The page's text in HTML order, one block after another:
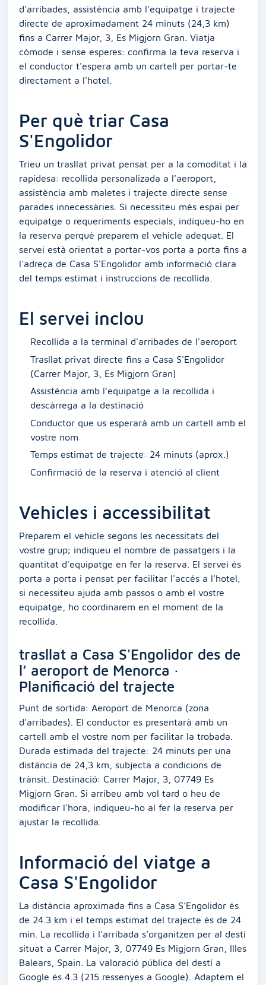
d'arribades, assistència amb l'equipatge i trajecte
directe de aproximadament 24 minuts (24,3 km)
fins a Carrer Major, 3, Es Migjorn Gran. Viatja
còmode i sense esperes: confirma la teva reserva i
el conductor t'espera amb un cartell per portar-te
directament a l'hotel.
Per què triar Casa
S'Engolidor
Trieu un trasllat privat pensat per a la comoditat i la
rapidesa: recollida personalizada a l'aeroport,
assistència amb maletes i trajecte directe sense
parades innecessàries. Si necessiteu més espai per
equipatge o requeriments especials, indiqueu-ho en
la reserva perquè preparem el vehicle adequat. El
servei està orientat a portar-vos porta a porta fins a
l'adreça de Casa S'Engolidor amb informació clara
del temps estimat i instruccions de recollida.
El servei inclou
Recollida a la terminal d'arribades de l'aeroport
Trasllat privat directe fins a Casa S'Engolidor
(Carrer Major, 3, Es Migjorn Gran)
Assistència amb l'equipatge a la recollida i
descàrrega a la destinació
Conductor que us esperarà amb un cartell amb el
vostre nom
Temps estimat de trajecte: 24 minuts (aprox.)
Confirmació de la reserva i atenció al client
Vehicles i accessibilitat
Preparem el vehicle segons les necessitats del
vostre grup; indiqueu el nombre de passatgers i la
quantitat d'equipatge en fer la reserva. El servei és
porta a porta i pensat per facilitar l'accés a l'hotel;
si necessiteu ajuda amb passos o amb el vostre
equipatge, ho coordinarem en el moment de la
recollida.
trasllat a Casa S'Engolidor des de
l’ aeroport de Menorca ·
Planificació del trajecte
Punt de sortida: Aeroport de Menorca (zona
d'arribades). El conductor es presentarà amb un
cartell amb el vostre nom per facilitar la trobada.
Durada estimada del trajecte: 24 minuts per una
distància de 24,3 km, subjecta a condicions de
trànsit. Destinació: Carrer Major, 3, 07749 Es
Migjorn Gran. Si arribeu amb vol tard o heu de
modificar l'hora, indiqueu-ho al fer la reserva per
ajustar la recollida.
Informació del viatge a
Casa S'Engolidor
La distància aproximada fins a Casa S’Engolidor és
de 24.3 km i el temps estimat del trajecte és de 24
min. La recollida i l’arribada s’organitzen per al destí
situat a Carrer Major, 3, 07749 Es Migjorn Gran, Illes
Balears, Spain. La valoració pública del destí a
Google és 4.3 (215 ressenyes a Google). Adaptem el